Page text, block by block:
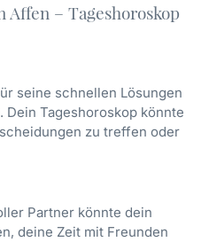
– Tageshoroskop
seine schnellen Lösungen
Dein Tageshoroskop könnte
zu treffen oder
Partner könnte dein
deine Zeit mit Freunden